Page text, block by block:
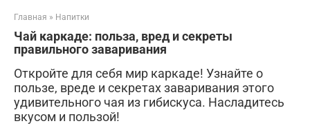
Главная » Напитки
Чай каркаде: польза, вред и секреты
правильного заваривания
Откройте для себя мир каркаде! Узнайте о
пользе, вреде и секретах заваривания этого
удивительного чая из гибискуса. Насладитесь
вкусом и пользой!